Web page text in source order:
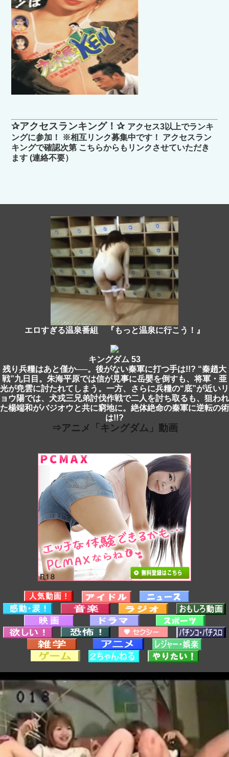
✰アクセスランキング！✰ アクセス3以上でランキ
ングに参加！ ※相互リンク募集中です！ アクセスラン
キングで確認次第 こちらからもリンクさせていただき
ます (連絡不要）
エロすぎる温泉番組 『もっと温泉に行こう！』
キングダム 53
残り兵糧はあと僅か──。後がない秦軍に打つ手は!!? “秦趙大
戦”九日目。朱海平原では信が見事に岳嬰を倒すも、将軍・亜
光が尭雲に討たれてしまう。一方、さらに兵糧の“底”が近いリ
ョウ陽では、犬戎三兄弟討伐作戦で二人を討ち取るも、狙われ
た楊端和がバジオウと共に窮地に。絶体絶命の秦軍に逆転の術
は!!?
⇒アニメ「キングダム」動画